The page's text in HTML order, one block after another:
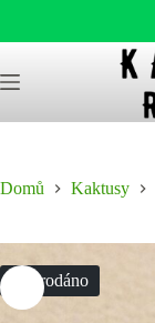
to
content
Domů Kaktusy
Vyprodáno